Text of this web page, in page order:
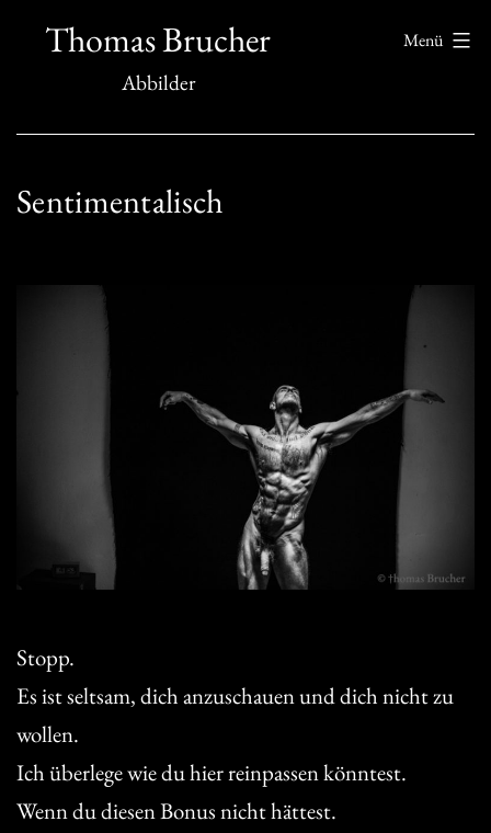
InhaltThomas Brucher
Abbilder
Menü
Sentimentalisch
Stopp.
Es ist seltsam, dich anzuschauen und dich nicht zu
wollen.
Ich überlege wie du hier reinpassen könntest.
Wenn du diesen Bonus nicht hättest.